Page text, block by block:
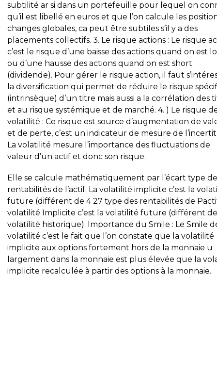
subtilité ar si dans un portefeuille pour lequel on
qu’il est libellé en euros et que l’on calcule les
changes globales, ca peut être subtiles s’il y a des
placements collectifs. 3. Le risque actions : Le risque
c’est le risque d’une baisse des actions quand on est
ou d’une hausse des actions quand on est short
(dividende). Pour gérer le risque action, il faut
la diversification qui permet de réduire le risque
(intrinsèque) d’un titre mais aussi a la corrélation des
et au risque systémique et de marché. 4. ) Le risque
volatilité : Ce risque est source d’augmentation de
et de perte, c’est un indicateur de mesure de
La volatilité mesure l’importance des fluctuations de
valeur d’un actif et donc son risque.
Elle se calcule mathématiquement par l’écart type
rentabilités de l’actif. La volatilité implicite c’est la
future (différent de 4 27 type des rentabilités de
volatilité Implicite c’est la volatilité future (différent
volatilité historique). Importance du Smile : Le Smile
volatilité c’est le fait que l’on constate que la volatilité
implicite aux options fortement hors de la monnaie u
largement dans la monnaie est plus élevée que la
implicite recalculée à partir des options à la monnaie.